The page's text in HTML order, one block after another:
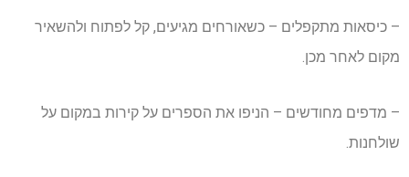
– כיסאות מתקפלים – כשאורחים מגיעים, קל לפתוח ולהשאיר
מקום לאחר מכן.
– מדפים מחודשים – הניפו את הספרים על קירות במקום על
שולחנות.